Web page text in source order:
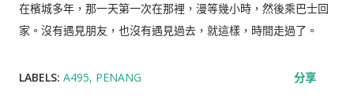
在檳城多年，那一天第一次在那裡，漫等幾小時，然後乘巴士回
家。沒有遇見朋友，也沒有遇見過去，就這樣，時間走過了。
LABELS: A495 PENANG 分享